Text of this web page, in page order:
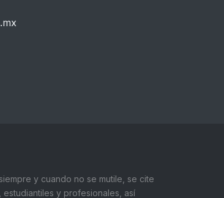
y cuando no se mutile, se cite
y profesionales, así